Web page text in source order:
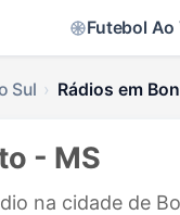
Futebol Ao
Sul Rádios em
- MS
na cidade de